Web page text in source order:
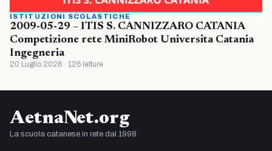
ISTITUZIONI SCOLASTICHE
2009-05-29 – ITIS S. CANNIZZARO CATANIA
Competizione rete MiniRobot Universita Catania
Ingegneria
20 Luglio 2026 · 126 letture
AetnaNet.org
La scuola catanese in rete dal 1998